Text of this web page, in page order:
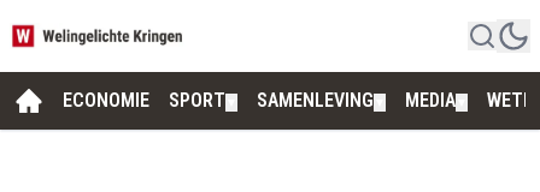
ECONOMIE SPORT SAMENLEVING MEDIA